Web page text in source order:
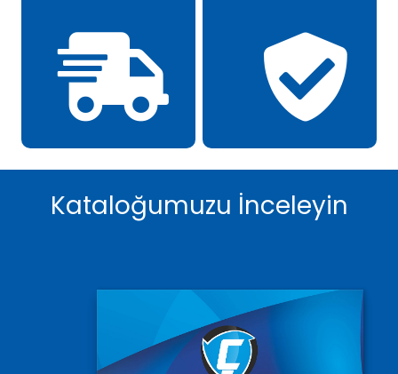
Kataloğumuzu İnceleyin